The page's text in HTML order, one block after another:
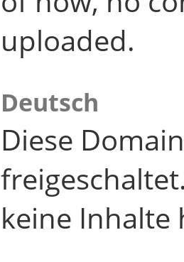
uploaded.
Deutsch
Diese
keine Inhalte